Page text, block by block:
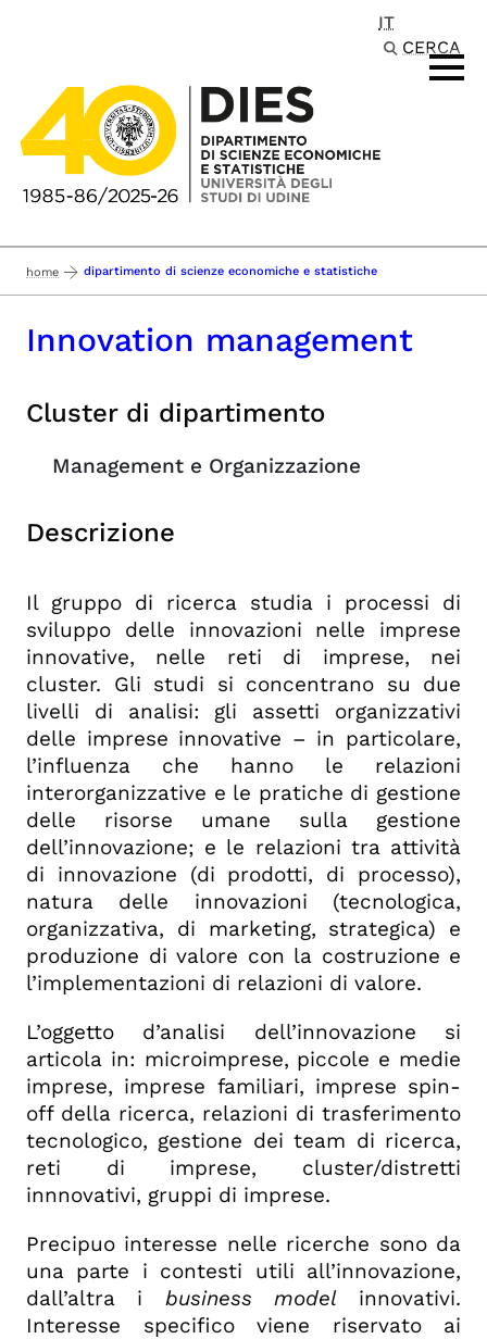
IT
CERCA
home dipartimento di scienze economiche e statistiche
Innovation management
Cluster di dipartimento
Management e Organizzazione
Descrizione
Il gruppo di ricerca studia i processi di
sviluppo delle innovazioni nelle imprese
innovative, nelle reti di imprese, nei
cluster. Gli studi si concentrano su due
livelli di analisi: gli assetti organizzativi
delle imprese innovative – in particolare,
l’influenza che hanno le relazioni
interorganizzative e le pratiche di gestione
delle risorse umane sulla gestione
dell’innovazione; e le relazioni tra attività
di innovazione (di prodotti, di processo),
natura delle innovazioni (tecnologica,
organizzativa, di marketing, strategica) e
produzione di valore con la costruzione e
l’implementazioni di relazioni di valore.
L’oggetto d’analisi dell’innovazione si
articola in: microimprese, piccole e medie
imprese, imprese familiari, imprese spin-
off della ricerca, relazioni di trasferimento
tecnologico, gestione dei team di ricerca,
reti di imprese, cluster/distretti
innnovativi, gruppi di imprese.
Precipuo interesse nelle ricerche sono da
una parte i contesti utili all’innovazione,
dall’altra i business modelinnovativi.
Interesse specifico viene riservato ai